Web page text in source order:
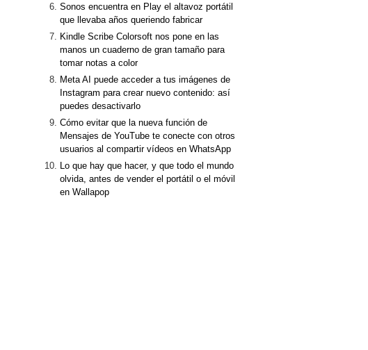
Sonos encuentra en Play el altavoz portátil
que llevaba años queriendo fabricar
Kindle Scribe Colorsoft nos pone en las
manos un cuaderno de gran tamaño para
tomar notas a color
Meta AI puede acceder a tus imágenes de
Instagram para crear nuevo contenido: así
puedes desactivarlo
Cómo evitar que la nueva función de
Mensajes de YouTube te conecte con otros
usuarios al compartir vídeos en WhatsApp
Lo que hay que hacer, y que todo el mundo
olvida, antes de vender el portátil o el móvil
en Wallapop